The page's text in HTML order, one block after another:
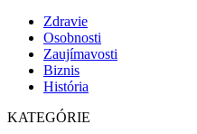
Zdravie
Osobnosti
Zaujímavosti
Biznis
História
KATEGÓRIE